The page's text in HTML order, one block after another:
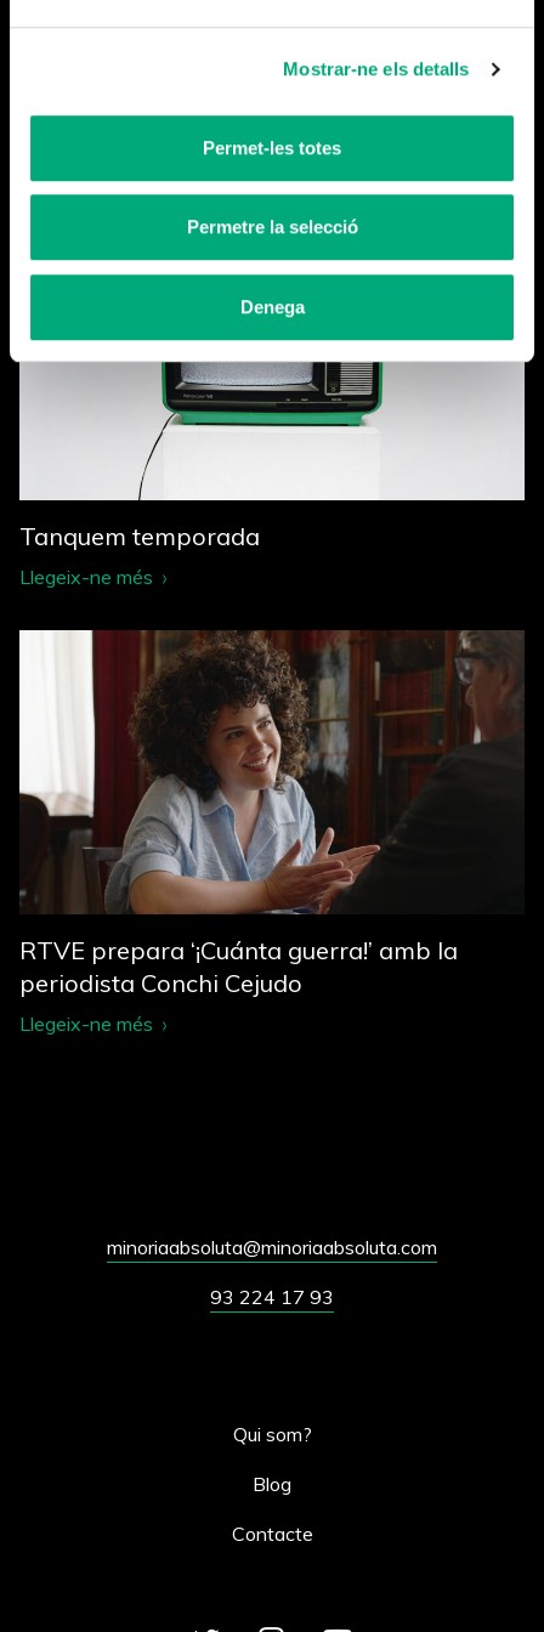
Mostrar-ne els detalls
Permet-les totes
Permetre la selecció
Denega
Més notícies
Tanquem temporada
Llegeix-ne més
RTVE prepara ‘¡Cuánta guerra!’ amb la
periodista Conchi Cejudo
Llegeix-ne més
minoriaabsoluta@minoriaabsoluta.com
93 224 17 93
Qui som?
Blog
Contacte